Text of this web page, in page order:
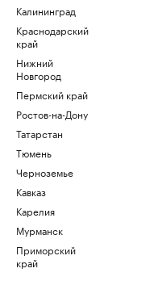
Калининград
Краснодарский
край
Нижний
Новгород
Пермский край
Ростов-на-Дону
Татарстан
Тюмень
Черноземье
Кавказ
Карелия
Мурманск
Приморский
край